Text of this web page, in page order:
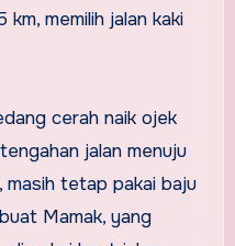
memilih jalan kaki
cerah naik ojek
jalan menuju
masih tetap pakai baju
Mamak, yang